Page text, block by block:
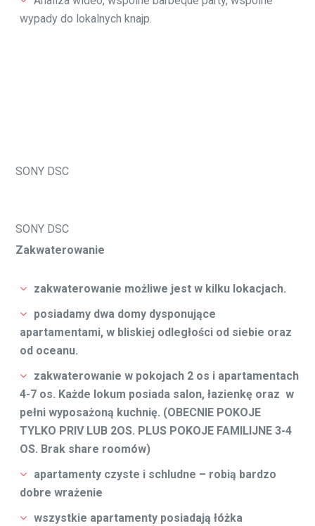
wypady do lokalnych knajp.
SONY DSC
SONY DSC
Zakwaterowanie
zakwaterowanie możliwe jest w kilku lokacjach.
posiadamy dwa domy dysponujące
apartamentami, w bliskiej odległości od siebie oraz
od oceanu.
zakwaterowanie w pokojach 2 os i apartamentach
4-7 os. Każde lokum posiada salon, łazienkę oraz w
pełni wyposażoną kuchnię. (OBECNIE POKOJE
TYLKO PRIV LUB 2OS. PLUS POKOJE FAMILIJNE 3-4
OS. Brak share roomów)
apartamenty czyste i schludne – robią bardzo
dobre wrażenie
wszystkie apartamenty posiadają łóżka